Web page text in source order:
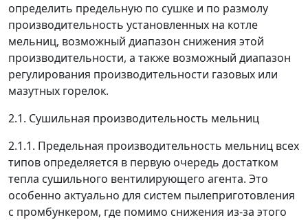
определить предельную по сушке и по размолу
производительность установленных на котле
мельниц, возможный диапазон снижения этой
производительности, а также возможный диапазон
регулирования производительности газовых или
мазутных горелок.
2.1. Сушильная производительность мельниц
2.1.1. Предельная производительность мельниц всех
типов определяется в первую очередь достатком
тепла сушильного вентилирующего агента. Это
особенно актуально для систем пылеприготовления
с промбункером, где помимо снижения из-за этого